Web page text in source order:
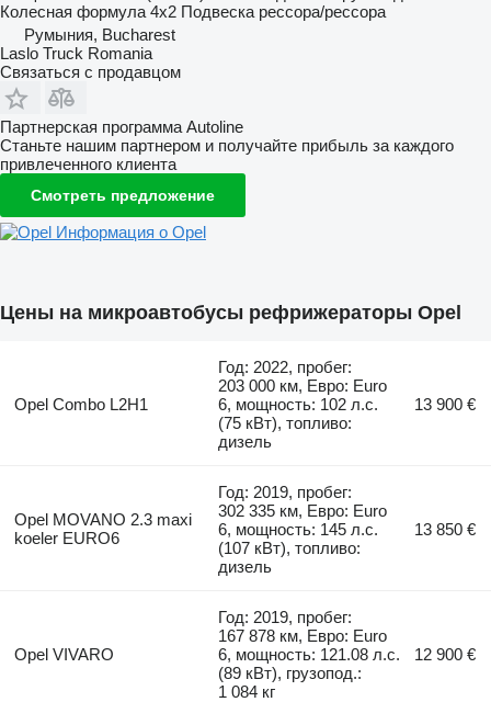
Колесная формула 4x2 Подвеска рессора/рессора
Румыния, Bucharest
Laslo Truck Romania
Связаться с продавцом
Партнерская программа Autoline
Станьте нашим партнером и получайте прибыль за каждого
привлеченного клиента
Смотреть предложение
Информация о Opel
Цены на микроавтобусы рефрижераторы Opel
Opel Combo L2H1
Год: 2022, пробег:
203 000 км, Евро: Euro
6, мощность: 102 л.с.
(75 кВт), топливо:
дизель
13 900 €
Opel MOVANO 2.3 maxi
koeler EURO6
Год: 2019, пробег:
302 335 км, Евро: Euro
6, мощность: 145 л.с.
(107 кВт), топливо:
дизель
13 850 €
Opel VIVARO
Год: 2019, пробег:
167 878 км, Евро: Euro
6, мощность: 121.08 л.с.
(89 кВт), грузопод.:
1 084 кг
12 900 €